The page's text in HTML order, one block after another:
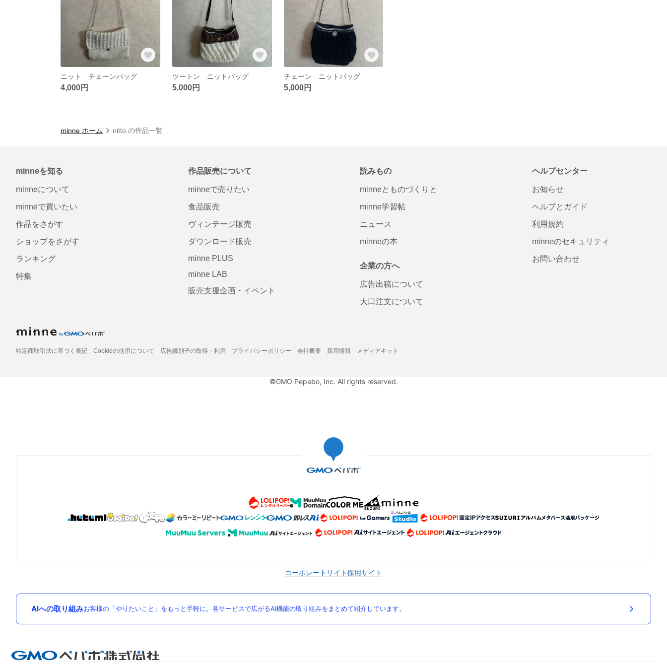
ニット チェーンバッグ
4,000円
ツートン ニットバッグ
5,000円
チェーン ニットバッグ
5,000円
minne ホーム nitto の作品一覧
minneを知る
minneについて
minneで買いたい
作品をさがす
ショップをさがす
ランキング
特集
作品販売について
minneで売りたい
食品販売
ヴィンテージ販売
ダウンロード販売
minne PLUS
minne LAB
販売支援企画・イベント
読みもの
minneとものづくりと
minne学習帖
ニュース
minneの本
企業の方へ
広告出稿について
大口注文について
ヘルプセンター
お知らせ
ヘルプとガイド
利用規約
minneのセキュリティ
お問い合わせ
特定商取引法に基づく表記 Cookieの使用について 広告識別子の取得・利用 プライバシーポリシー 会社概要 採用情報 メディアキット
©GMO Pepabo, Inc. All rights reserved.
コーポレートサイト採用サイト
AIへの取り組みお客様の「やりたいこと」をもっと手軽に。各サービスで広がるAI機能の取り組みをまとめて紹介しています。